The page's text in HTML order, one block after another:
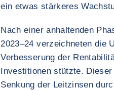
ein etwas stärkeres
Nach einer anhaltenden
2023–24 verzeichneten die
Verbesserung der
Investitionen stützte.
Senkung der Leitzinsen